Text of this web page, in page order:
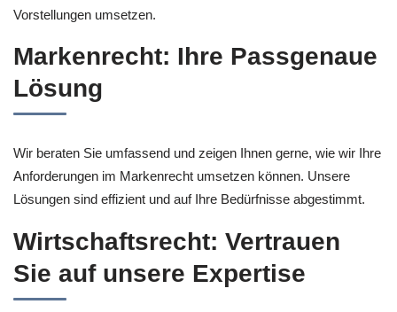
Vorstellungen umsetzen.
Markenrecht: Ihre Passgenaue
Lösung
Wir beraten Sie umfassend und zeigen Ihnen gerne, wie wir Ihre
Anforderungen im Markenrecht umsetzen können. Unsere
Lösungen sind effizient und auf Ihre Bedürfnisse abgestimmt.
Wirtschaftsrecht: Vertrauen
Sie auf unsere Expertise